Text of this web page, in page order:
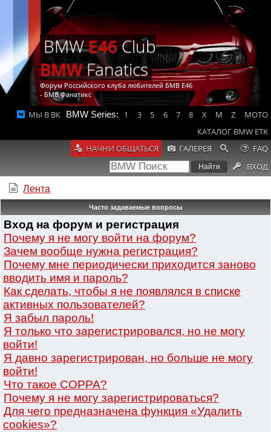
BMWE46Club
BMWFanatics
Форум Российского клуба любителей БМВ Е46
- БМВ Фанатикс
МЫ В ВК BMW Series: 1 3 5 6 7 8 X M Z
MOTO
КАТАЛОГ BMW ETK
НАЧНИ ОБЩАТЬСЯ
ГАЛЕРЕЯ
FAQ
ВХОД
Лента
Часто задаваемые вопросы
Вход на форум и регистрация
Почему я не могу войти на форум?
Зачем вообще нужна регистрация?
Почему мне периодически приходится заново
вводить имя и пароль?
Как сделать, чтобы я не появлялся в списке
активных пользователей?
Я забыл пароль!
Я только что зарегистрировался, но не могу
войти!
Я давно зарегистрирован, но больше не могу
войти!
Что такое COPPA?
Почему я не могу зарегистрироваться?
Для чего предназначена функция «Удалить
cookies»?